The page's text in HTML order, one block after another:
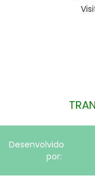
Visite
Desenvolvido
por: